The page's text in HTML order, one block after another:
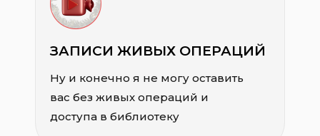
ЗАПИСИ ЖИВЫХ ОПЕРАЦИЙ
Ну и конечно я не могу оставить
вас без живых операций и
доступа в библиотеку